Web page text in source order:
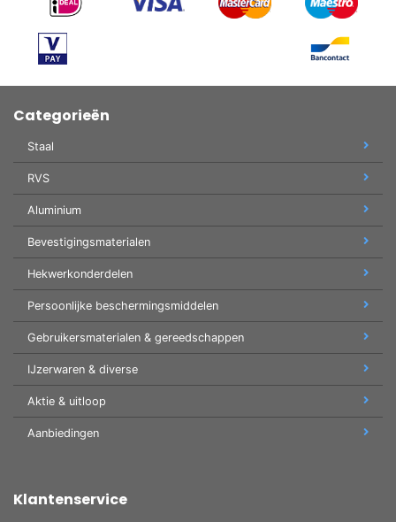
Categorieën
Staal
RVS
Aluminium
Bevestigingsmaterialen
Hekwerkonderdelen
Persoonlijke beschermingsmiddelen
Gebruikersmaterialen & gereedschappen
IJzerwaren & diverse
Aktie & uitloop
Aanbiedingen
Klantenservice